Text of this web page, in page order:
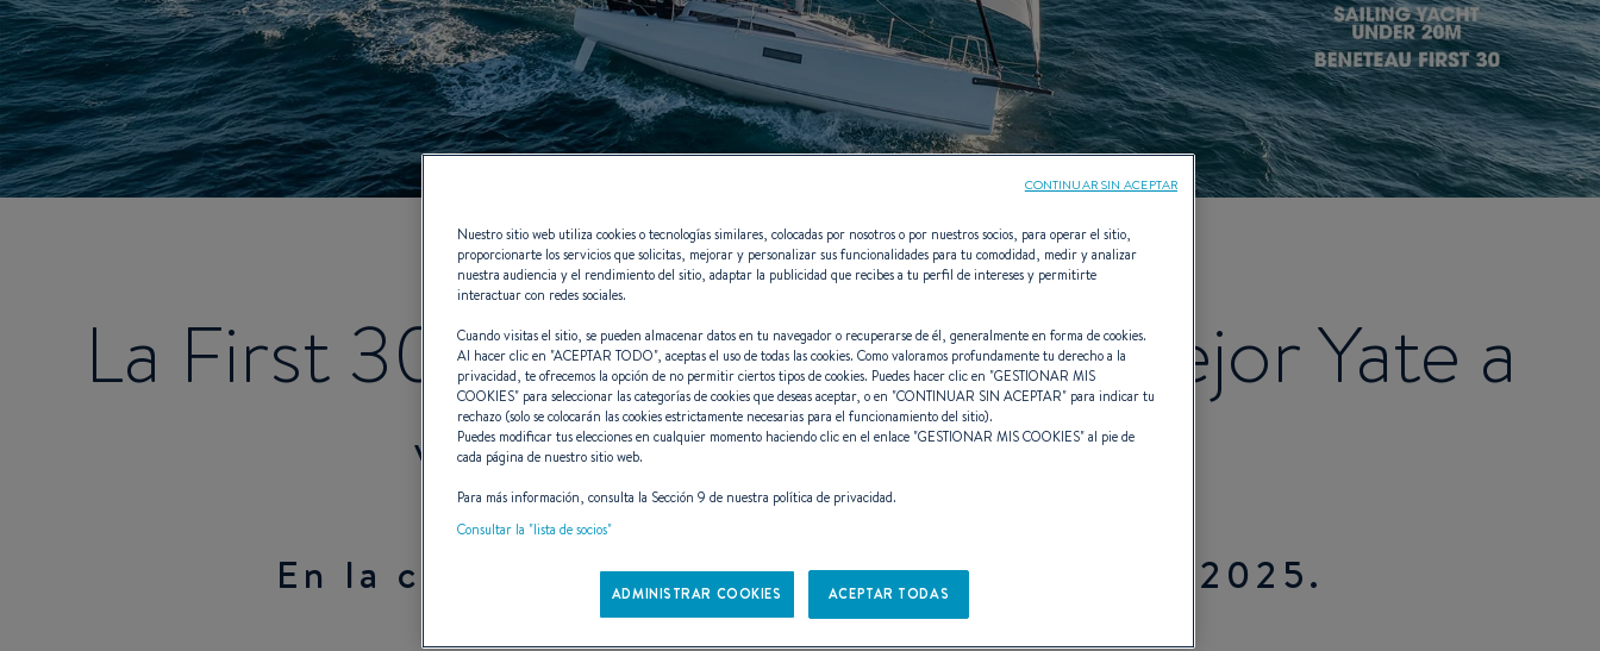
La First 30 gana el premio a la Mejor Yate a
Vela de menos de 20M
En la ceremonia de los Yacht Style Awards 2025.
Nuestro sitio web utiliza cookies o tecnologías similares, colocadas por nosotros o por nuestros socios, para operar el sitio,
proporcionarte los servicios que solicitas, mejorar y personalizar sus funcionalidades para tu comodidad, medir y analizar
nuestra audiencia y el rendimiento del sitio, adaptar la publicidad que recibes a tu perfil de intereses y permitirte
interactuar con redes sociales.
Cuando visitas el sitio, se pueden almacenar datos en tu navegador o recuperarse de él, generalmente en forma de cookies.
Al hacer clic en "ACEPTAR TODO", aceptas el uso de todas las cookies. Como valoramos profundamente tu derecho a la
privacidad, te ofrecemos la opción de no permitir ciertos tipos de cookies. Puedes hacer clic en "GESTIONAR MIS
COOKIES" para seleccionar las categorías de cookies que deseas aceptar, o en "CONTINUAR SIN ACEPTAR" para indicar tu
rechazo (solo se colocarán las cookies estrictamente necesarias para el funcionamiento del sitio).
Puedes modificar tus elecciones en cualquier momento haciendo clic en el enlace "GESTIONAR MIS COOKIES" al pie de
cada página de nuestro sitio web.
Para más información, consulta la Sección 9 de nuestra política de privacidad.
Consultar la "lista de socios"
ADMINISTRAR COOKIES ACEPTAR TODAS
CONTINUAR SIN ACEPTAR